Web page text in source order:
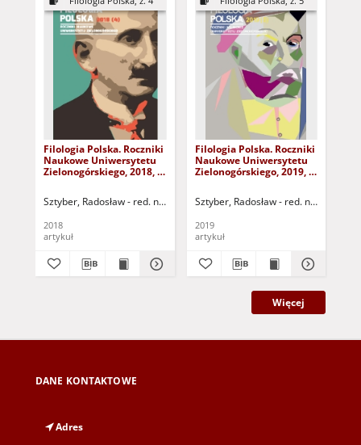
Filologia Polska. Roczniki
Naukowe Uniwersytetu
Zielonogórskiego, 2018, z.
Sztyber, Radosław - red. nacz.
2018
artykuł
Filologia Polska. Roczniki
Naukowe Uniwersytetu
Zielonogórskiego, 2019, z.
Sztyber, Radosław - red. nacz.
2019
artykuł
Więcej
DANE KONTAKTOWE
Adres